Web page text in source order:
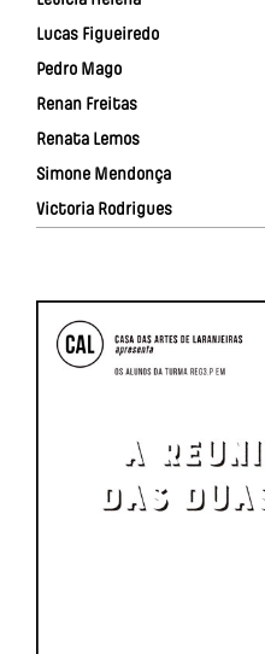
Lucas Figueiredo
Pedro Mago
Renan Freitas
Renata Lemos
Simone Mendonça
Victoria Rodrigues